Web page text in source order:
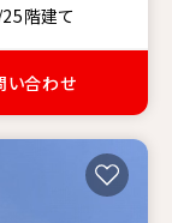
階建て
い合わせ